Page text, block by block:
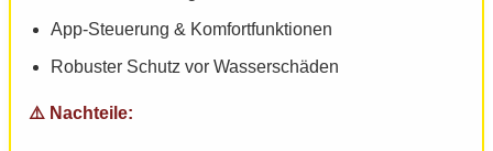
App-Steuerung & Komfortfunktionen
Robuster Schutz vor Wasserschäden